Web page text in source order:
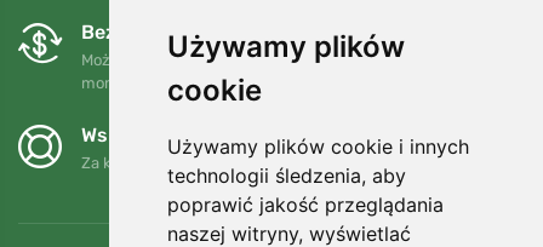
Używamy plików
cookie
Używamy plików cookie i innych
technologii śledzenia, aby
poprawić jakość przeglądania
naszej witryny, wyświetlać
Bezpłatne wymiany i zwroty
Możesz zwrócić lub wymienić swoje zamówienie w dowolnym
momencie w ciągu 90 dni.
Wspieramy Trees.org
Za każde zamówienie sadzimy drzewo! Czytaj więcej